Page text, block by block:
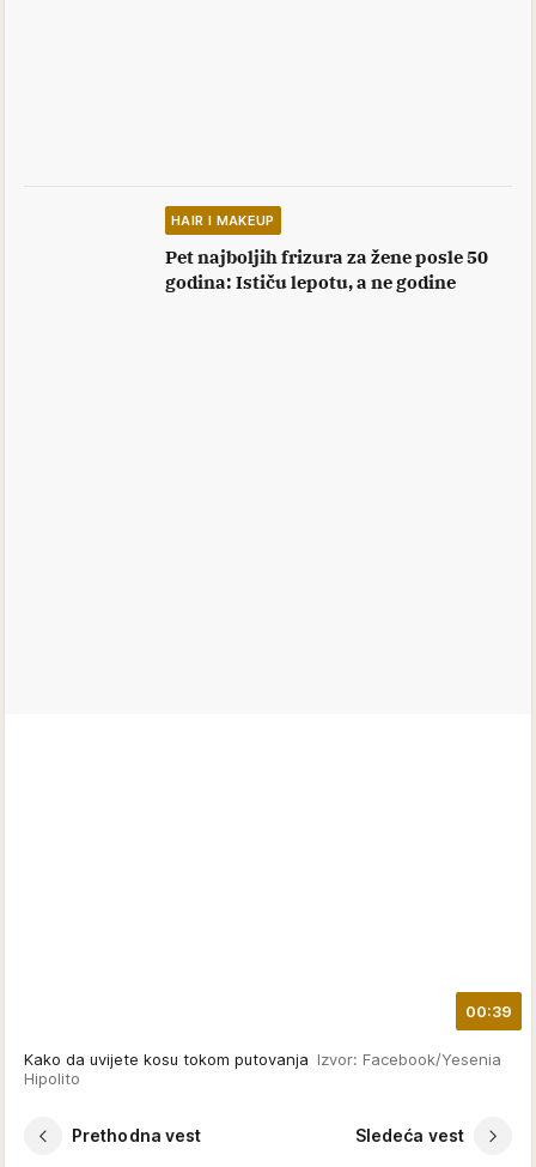
HAIR I MAKEUP
Pet najboljih frizura za žene posle 50
godina: Ističu lepotu, a ne godine
00:39
Kako da uvijete kosu tokom putovanja Izvor: Facebook/Yesenia
Hipolito
Prethodna vest Sledeća vest